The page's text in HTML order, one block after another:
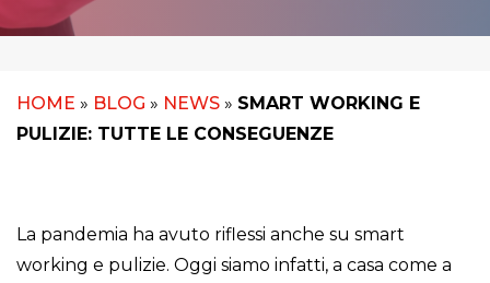
HOME » BLOG » NEWS » SMART WORKING E
PULIZIE: TUTTE LE CONSEGUENZE
La pandemia ha avuto riflessi anche su smart
working e pulizie. Oggi siamo infatti, a casa come a